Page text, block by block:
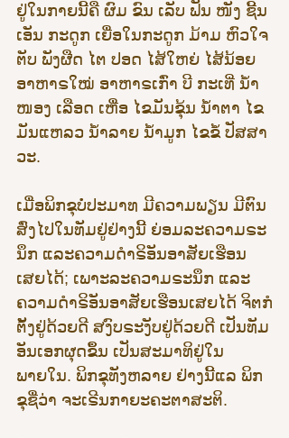
ຢູ່ໃນກາຍນີ້ຄື ຜົມ ຂົນ ເລັບ ຟັນ ໜັງ ຊີ້ນ
ເອັນ ກະດູກ ເຍື່ອໃນກະດູກ ມ້າມ ຫົວໃຈ
ຕັບ ພັງຜືດ ໄຕ ປອດ ໄສ້ໃຫຍ່ ໄສ້ນ້ອຍ
ອາຫາຣໃໝ່ ອາຫາຣເກົ່າ ບີ ກະເທີ່ ນ້ຳ
ໜອງ ເລືອດ ເຫື່ອ ໄຂມັນຂຸ້ນ ນ້ຳຕາ ໄຂ
ມັນແຫລວ ນ້ຳລາຍ ນ້ຳມູກ ໄຂຂໍ້ ປັສສາ
ວະ.
ເມື່ອພິກຂຸບໍ່ປະມາທ ມີຄວາມພຽນ ມີຕົນ
ສົ່ງໄປໃນທັມຢູ່ຢ່າງນີ້ ຍ່ອມລະຄວາມຣະ
ນຶກ ແລະຄວາມດຳຣິອັນອາສັຍເຮືອນ
ເສຍໄດ້; ເພາະລະຄວາມຣະນຶກ ແລະ
ຄວາມດຳຣິອັນອາສັຍເຮືອນເສຍໄດ້ ຈິຕກໍ
ຕັ້ງຢູ່ດ້ວຍດີ ສງົບຣະງັບຢູ່ດ້ວຍດີ ເປັນທັມ
ອັນເອກຜຸດຂຶ້ນ ເປັນສະມາທິຢູ່ໃນ
ພາຍໃນ. ພິກຂຸທັງຫລາຍ ຢ່າງນີ້ແລ ພິກ
ຂຸຊື່ວ່າ ຈະເຣີນກາຍະຄະຕາສະຕິ.